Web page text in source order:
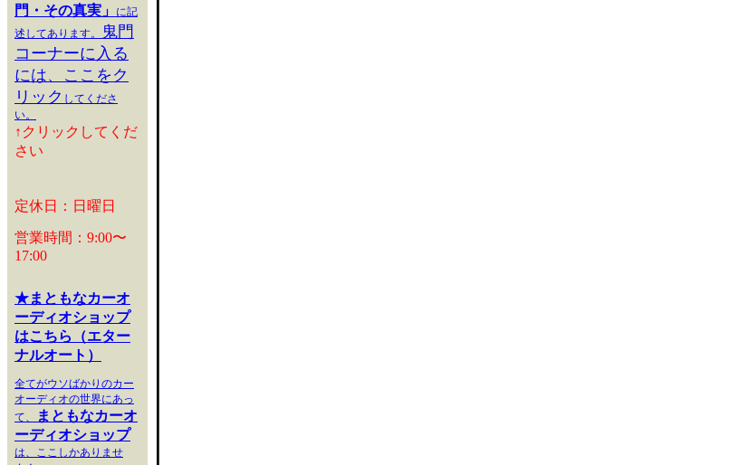
門・その真実」
に記
述してあります。
鬼門
コーナーに入る
には、ここをク
リック してくださ
い。
↑クリックしてくだ
さい
定休日：日曜日
営業時間：9:00〜
17:00
★まともなカーオ
ーディオショップ
はこちら（エター
ナルオート）
全てがウソばかりのカー
オーディオの世界にあっ
て、
まともなカーオ
ーディオショップ
は、ここしかありませ